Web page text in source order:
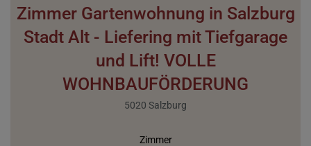
Zimmer Gartenwohnung in Salzburg
Stadt Alt - Liefering mit Tiefgarage
und Lift! VOLLE
WOHNBAUFÖRDERUNG
5020 Salzburg
Zimmer